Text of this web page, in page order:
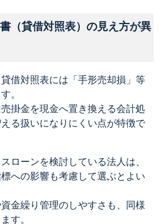
（貸借対照表）の見え方が異
借対照表には「手形売却損」等
。
掛金を現金へ置き換える会計処
る扱いになりにくい点が特徴で
ローンを検討している法人は、
への影響も考慮して選ぶとよい
金繰り管理のしやすさも、同様
す。